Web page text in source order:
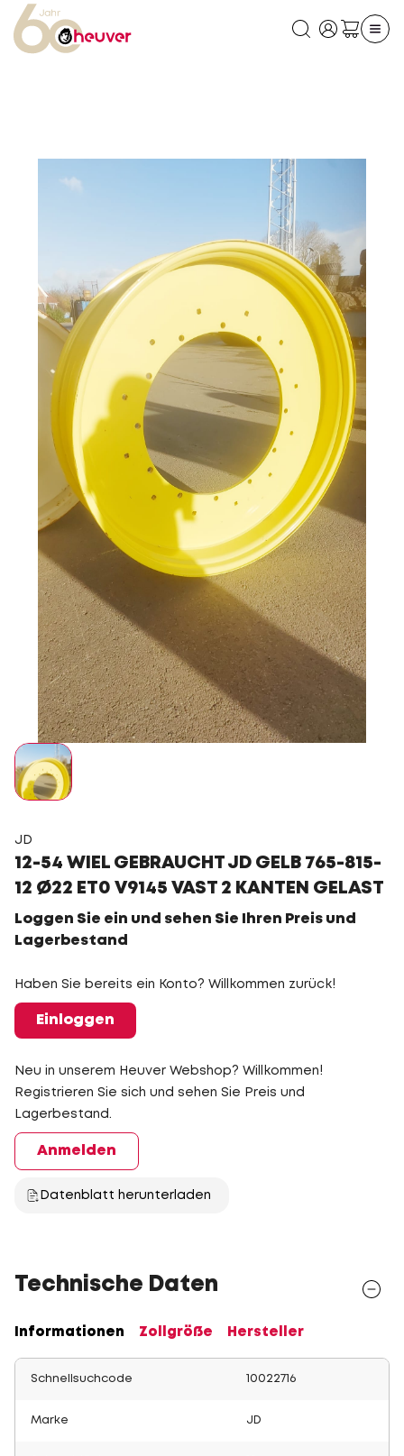
JD
12-54 WIEL GEBRAUCHT JD GELB 765-815-
12 Ø22 ET0 V9145 VAST 2 KANTEN GELAST
Loggen Sie ein und sehen Sie Ihren Preis und
Lagerbestand
Haben Sie bereits ein Konto? Willkommen zurück!
Einloggen
Neu in unserem Heuver Webshop? Willkommen!
Registrieren Sie sich und sehen Sie Preis und
Lagerbestand.
Anmelden
Datenblatt herunterladen
Technische Daten
Informationen Zollgröße Hersteller
Schnellsuchcode 10022716
Marke JD